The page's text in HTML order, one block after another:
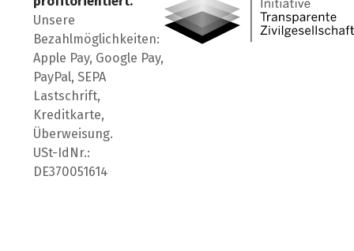
Unsere
Bezahlmöglichkeiten:
Apple Pay, Google Pay,
PayPal, SEPA
Lastschrift,
Kreditkarte,
Überweisung.
USt-IdNr.:
DE370051614